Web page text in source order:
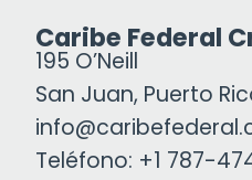
Caribe Federal
195 O’Neill
San Juan, Puerto
Teléfono: +1 787-